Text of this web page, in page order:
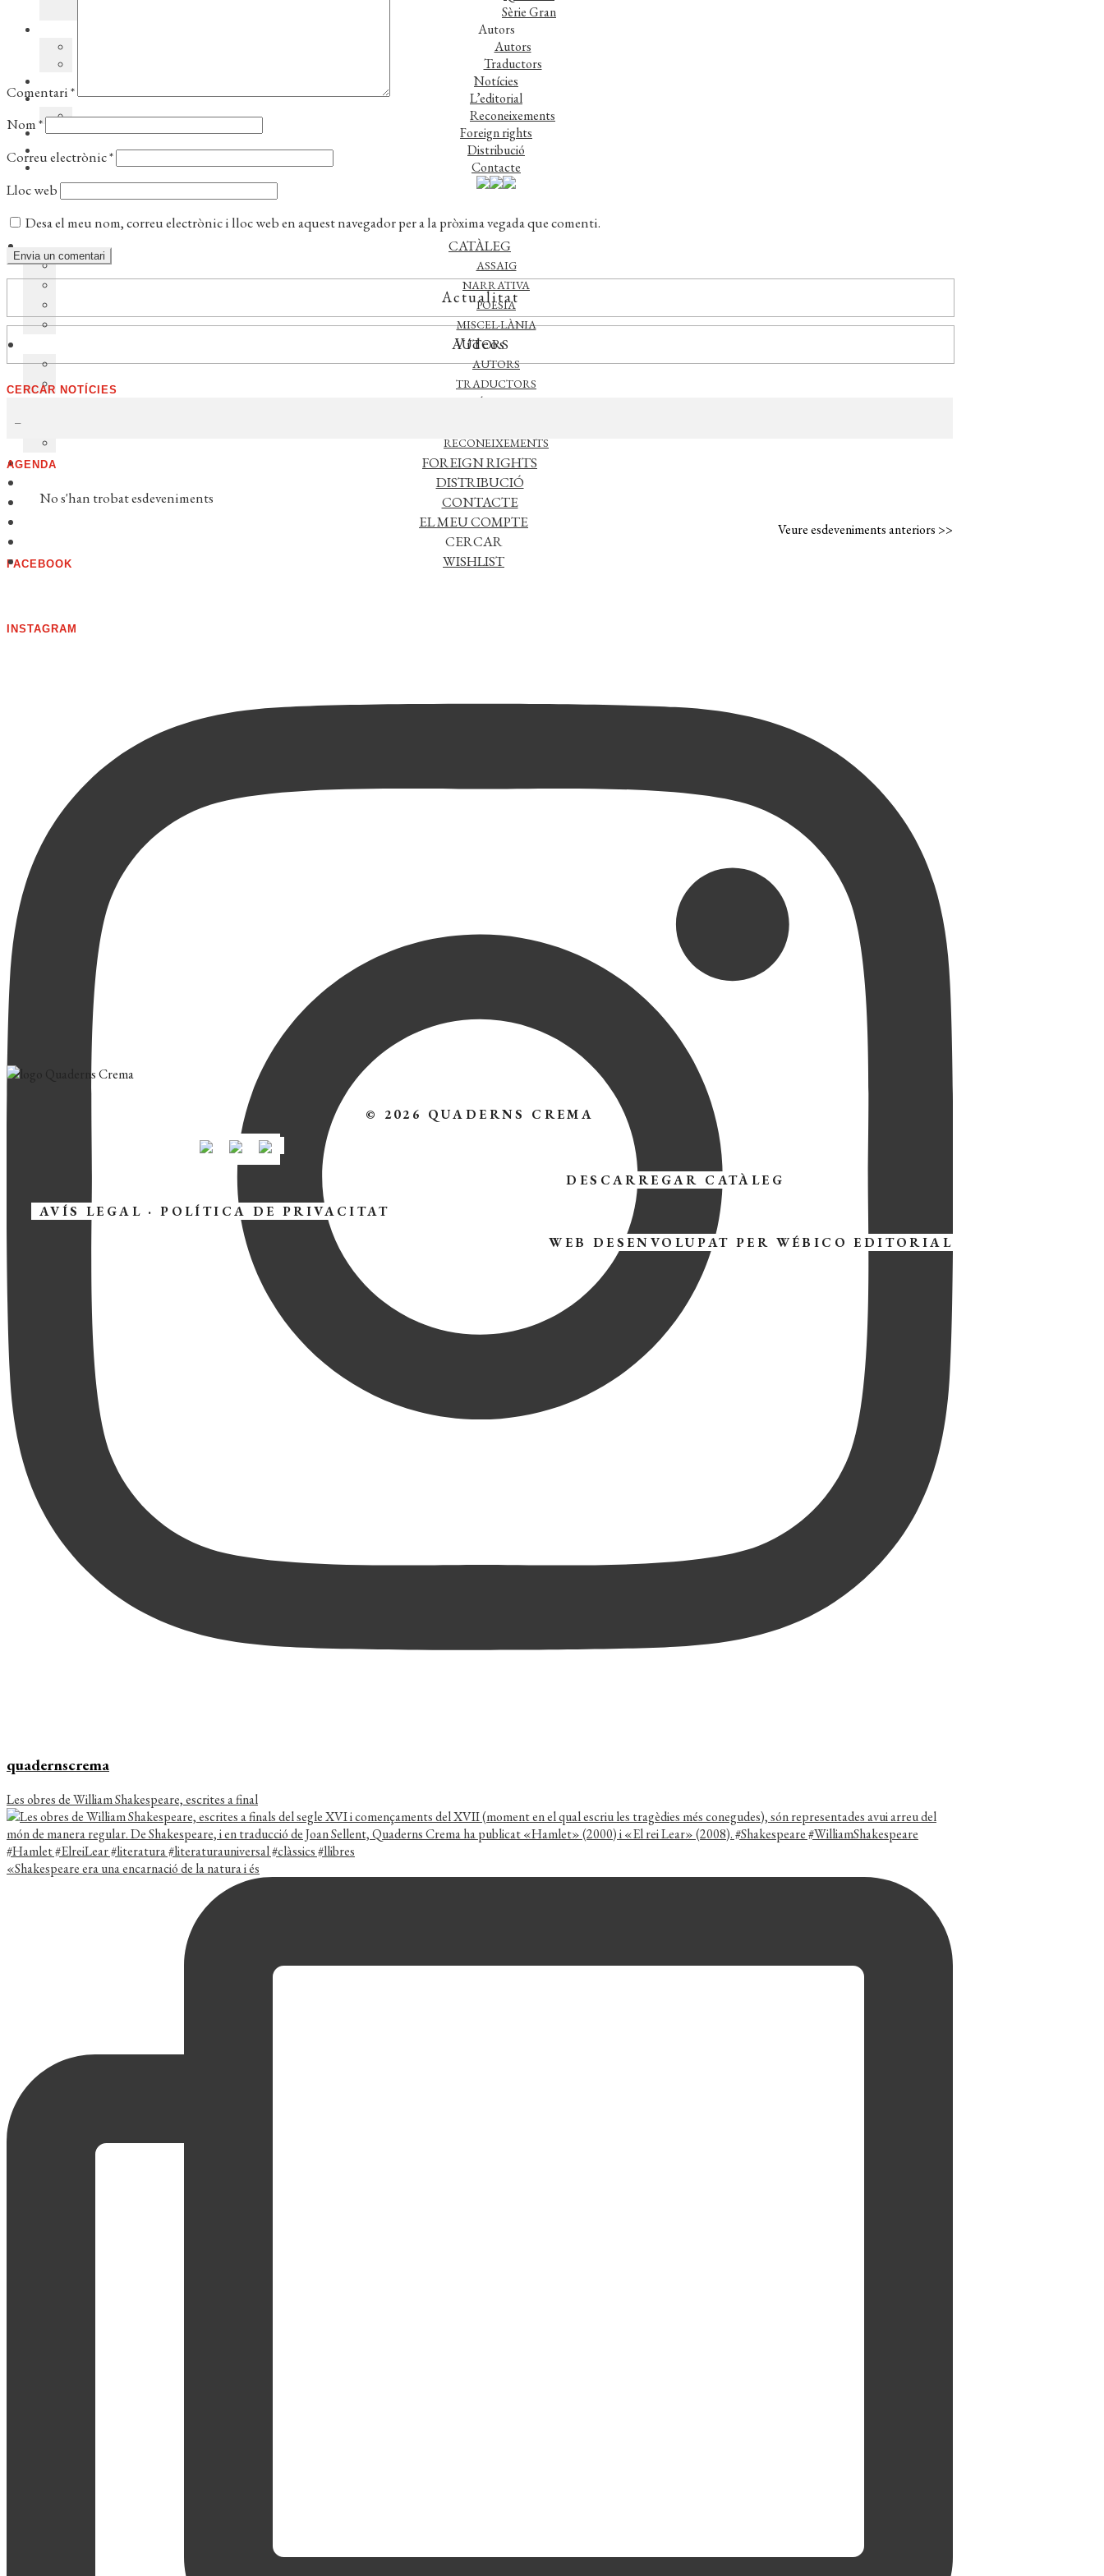
Sèrie Gran
Autors
Autors
Traductors
Notícies
L’editorial
Reconeixements
Foreign rights
Distribució
Contacte
CATÀLEG
ASSAIG
NARRATIVA
POESIA
MISCEL·LÀNIA
AUTORS
AUTORS
TRADUCTORS
NOTÍCIES
RECONEIXEMENTS
FOREIGN RIGHTS
DISTRIBUCIÓ
CONTACTE
EL MEU COMPTE
CERCAR
WISHLIST
Comentari*
Nom*
Correu electrònic*
Lloc web
Desa el meu nom, correu electrònic i lloc web en aquest navegador per a la pròxima vegada que comenti.
Actualitat
Vídeos
CERCAR NOTÍCIES
AGENDA
No s'han trobat esdeveniments
Veure esdeveniments anteriors >>
FACEBOOK
INSTAGRAM
quadernscrema
Les obres de William Shakespeare, escrites a final
«Shakespeare era una encarnació de la natura i és
© 2026 QUADERNS CREMA
DESCARREGAR CATÀLEG
AVÍS LEGAL ·POLÍTICA DE PRIVACITAT
WEB DESENVOLUPAT PER WÉBICO EDITORIAL